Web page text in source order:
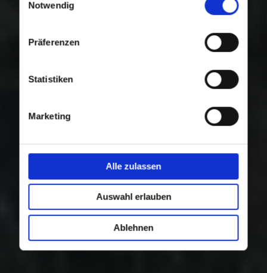
Nutzung der Dienste gesammelt haben.
Notwendig
Präferenzen
Statistiken
Marketing
Alle zulassen
Auswahl erlauben
Ablehnen